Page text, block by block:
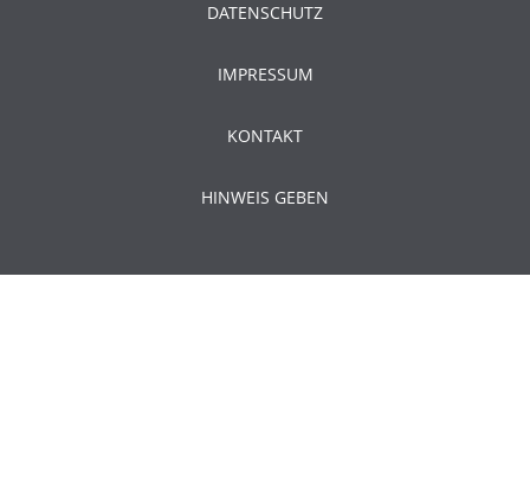
DATENSCHUTZ
IMPRESSUM
KONTAKT
HINWEIS GEBEN